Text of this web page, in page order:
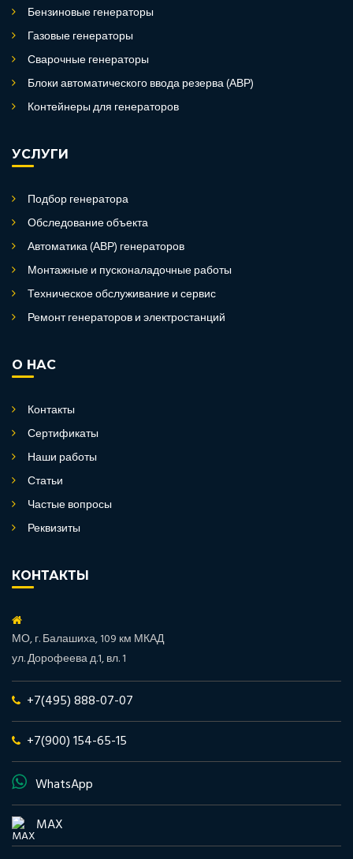
Бензиновые генераторы
Газовые генераторы
Сварочные генераторы
Блоки автоматического ввода резерва (АВР)
Контейнеры для генераторов
УСЛУГИ
Подбор генератора
Обследование объекта
Автоматика (АВР) генераторов
Монтажные и пусконаладочные работы
Техническое обслуживание и сервис
Ремонт генераторов и электростанций
О НАС
Контакты
Сертификаты
Наши работы
Статьи
Частые вопросы
Реквизиты
КОНТАКТЫ
МО, г. Балашиха, 109 км МКАД
ул. Дорофеева д.1, вл. 1
+7(495) 888-07-07
+7(900) 154-65-15
WhatsApp
MAX